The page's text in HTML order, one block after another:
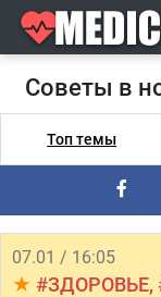
Советы в
Топ темы
07.01 / 16:05
ЗДОРОВЬЕ